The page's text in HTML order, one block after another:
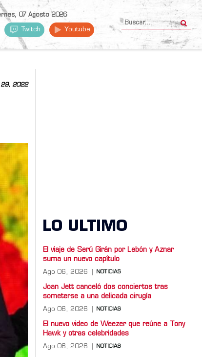
07 Agosto 2026
Twitch Youtube
29, 2022
LO ULTIMO
El viaje de Serú Girán por Lebón y Aznar
suma un nuevo capítulo
Ago 06, 2026 NOTICIAS
Joan Jett canceló dos conciertos tras
someterse a una delicada cirugía
Ago 06, 2026 NOTICIAS
El nuevo video de Weezer que reúne a Tony
Hawk y otras celebridades
Ago 06, 2026 NOTICIAS